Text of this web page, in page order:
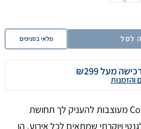
לסל מלאי בסניפים
מעל ₪299
והזמנות
הנעליים של Comfeet מעוצבות להעניק לך תחושת
ויוקרתי שמתאים לכל אירוע. הן